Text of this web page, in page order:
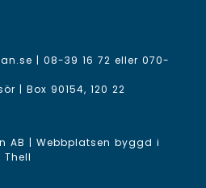
| 08-39 16 72 eller 070-
| Box 90154, 120 22
AB | Webbplatsen byggd i
Thell